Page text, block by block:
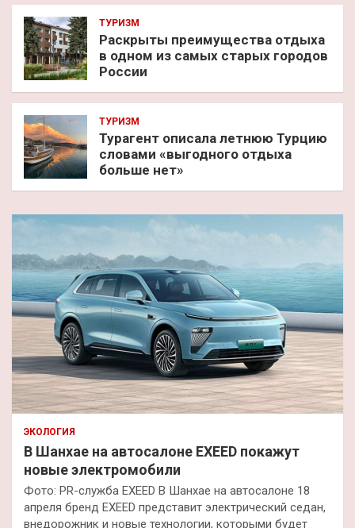
ТУРИЗМ
Раскрыты преимущества отдыха
в одном из самых старых городов
России
ТУРИЗМ
Турагент описала летнюю Турцию
словами «выгодного отдыха
больше нет»
ЭКОЛОГИЯ
В Шанхае на автосалоне EXEED покажут
новые электромобили
Фото: PR-служба EXEED В Шанхае на автосалоне 18
апреля бренд EXEED представит электрический седан,
внедорожник и новые технологии, которыми будет